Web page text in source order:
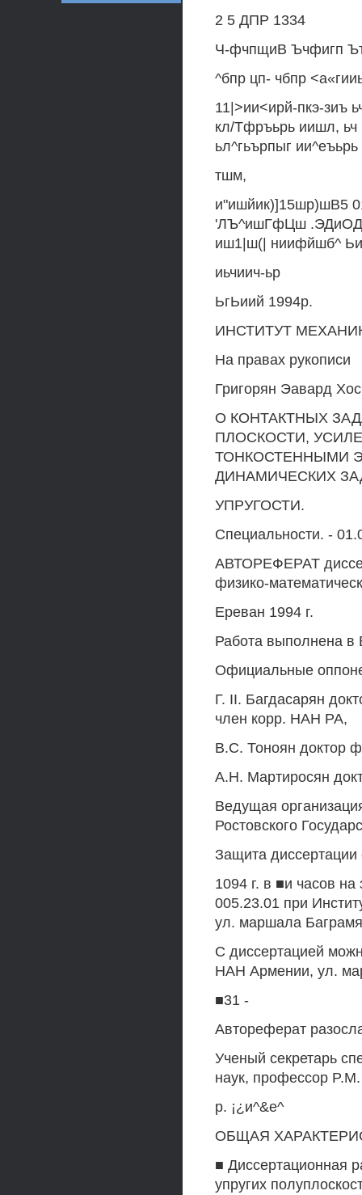
2 5 ДПР 1334
Ч-фчпщиВ Ъчфигп
^бпр цп- чбпр
11|>ии<ирй-пкэ-зиъ
кл/Тфръьрь иишл, ьч
ьл^гьърпыг
тшм,
и"ишйик)]15шр)шВ5
'ЛЪ^ишГфЦш
иш1|ш(| ниифйшб^
иьчиич-ьр
ЬгЬиий 1994р.
ИНСТИТУТ
На правах рукописи
Григорян Эавард
О КОНТАКТНЫХ
ПЛОСКОСТИ,
ТОНКОСТЕННЫМИ
ДИНАМИЧЕСКИХ
УПРУГОСТИ.
Специальности. -
АВТОРЕФЕРАТ
физико-
Ереван 1994 г.
Работа выполнена в
Официальные
Г. II. Багдасарян
член корр. HAH РА,
B.C. Тоноян доктор
А.Н. Мартиросян
Ведущая
Ростовского
Защита диссертации
1094 г. в ■и часов
005.23.01 при
ул. маршала
С диссертацией
НАН Армении, ул.
■31 -
Автореферат
Ученый секретарь
наук, профессор
р. ¡¿и^&е^
ОБЩАЯ
■ Диссертационная
упругих